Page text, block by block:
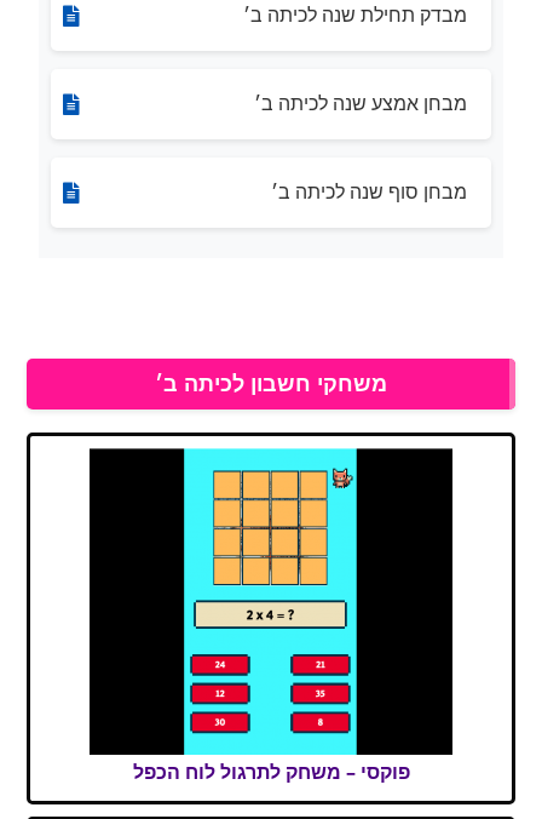
מבדק תחילת שנה לכיתה ב׳
מבחן אמצע שנה לכיתה ב׳
מבחן סוף שנה לכיתה ב׳
משחקי חשבון לכיתה ב׳
פוקסי – משחק לתרגול לוח הכפל